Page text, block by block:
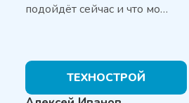
подойдёт сейчас и что мо…
ТЕХНОСТРОЙ